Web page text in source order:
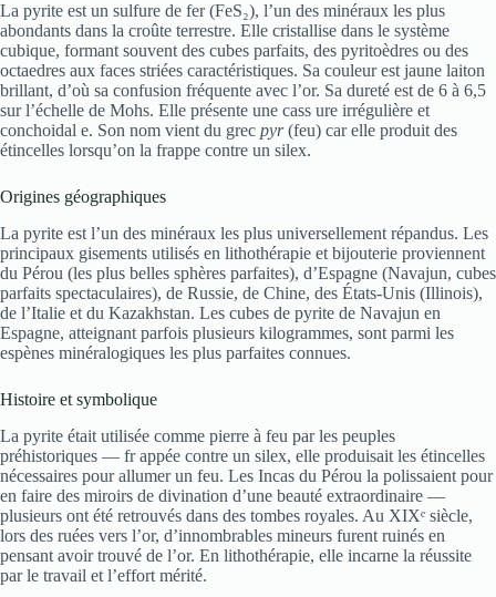
La pyrite est un sulfure de fer (FeS₂), l’un des minéraux les plus
abondants dans la croûte terrestre. Elle cristallise dans le système
cubique, formant souvent des cubes parfaits, des pyritoèdres ou des
octaedres aux faces striées caractéristiques. Sa couleur est jaune laiton
brillant, d’où sa confusion fréquente avec l’or. Sa dureté est de 6 à 6,5
sur l’échelle de Mohs. Elle présente une cass ure irrégulière et
conchoidal e. Son nom vient du grec pyr(feu) car elle produit des
étincelles lorsqu’on la frappe contre un silex.
Origines géographiques
La pyrite est l’un des minéraux les plus universellement répandus. Les
principaux gisements utilisés en lithothérapie et bijouterie proviennent
du Pérou (les plus belles sphères parfaites), d’Espagne (Navajun, cubes
parfaits spectaculaires), de Russie, de Chine, des États-Unis (Illinois),
de l’Italie et du Kazakhstan. Les cubes de pyrite de Navajun en
Espagne, atteignant parfois plusieurs kilogrammes, sont parmi les
espènes minéralogiques les plus parfaites connues.
Histoire et symbolique
La pyrite était utilisée comme pierre à feu par les peuples
préhistoriques — fr appée contre un silex, elle produisait les étincelles
nécessaires pour allumer un feu. Les Incas du Pérou la polissaient pour
en faire des miroirs de divination d’une beauté extraordinaire —
plusieurs ont été retrouvés dans des tombes royales. Au XIXᵉ siècle,
lors des ruées vers l’or, d’innombrables mineurs furent ruinés en
pensant avoir trouvé de l’or. En lithothérapie, elle incarne la réussite
par le travail et l’effort mérité.